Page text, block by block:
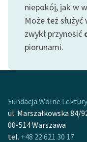
niepokój, jak w
Może też
zwykł przynosić
piorunami.
Fundacja Wolne Lektury
ul. Marszałkowska 84/
00-514 Warszawa
tel. +48 22 621 30 17